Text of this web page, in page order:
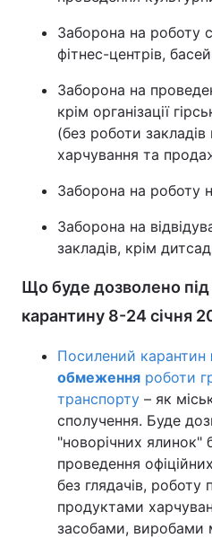
Заборона на роботу
фітнес-центрів,
Заборона на
крім організації
(без роботи
харчування та
Заборона на роботу
Заборона на
закладів, крім
Що буде дозволено
карантину 8-24 січня
Посилений карантин
обмеження роботи
транспорту – як
сполучення. Буде
"новорічних ялинок"
проведення
без глядачів, роботу
продуктами
засобами, виробами